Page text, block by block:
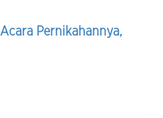
Pernikahannya,